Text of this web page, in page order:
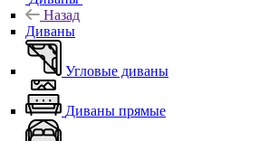
Назад
Диваны
Угловые диваны
Диваны прямые